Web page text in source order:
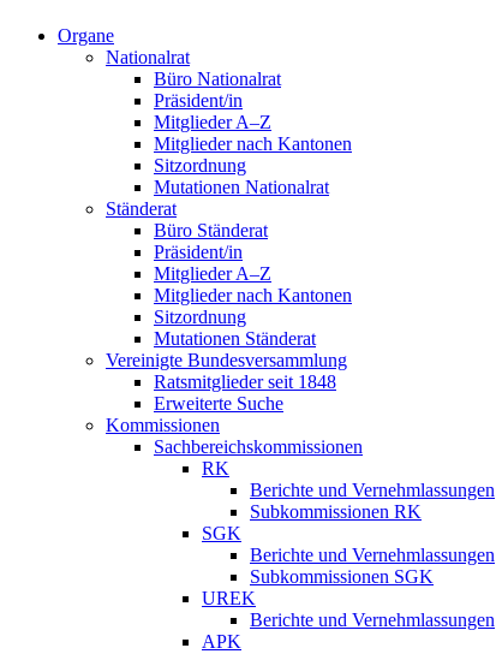
Organe
Nationalrat
Büro Nationalrat
Präsident/in
Mitglieder A–Z
Mitglieder nach Kantonen
Sitzordnung
Mutationen Nationalrat
Ständerat
Büro Ständerat
Präsident/in
Mitglieder A–Z
Mitglieder nach Kantonen
Sitzordnung
Mutationen Ständerat
Vereinigte Bundesversammlung
Ratsmitglieder seit 1848
Erweiterte Suche
Kommissionen
Sachbereichskommissionen
RK
Berichte und Vernehmlassungen
Subkommissionen RK
SGK
Berichte und Vernehmlassungen
Subkommissionen SGK
UREK
Berichte und Vernehmlassungen
APK